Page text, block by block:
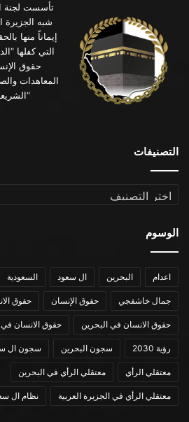
تأسست لجنة
إيماناً منها
التي كفلها
حقوق
المعاهدات
التصنيفات
التصنيفات
الوسوم
اعدام البحرين ال سعود السعودية
جمال خاشقجي حقوق الإنسان حقوق
حقوق الانسان في البحرين حقوق الانسان في
رؤية 2030 سجون البحرين سجون ال
معتقلي الرأي معتقلي الرأي في البحرين
معتقلي الرأي في الجزيرة العربية نظام ال